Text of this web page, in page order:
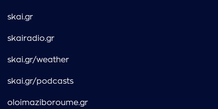
skai.gr
skairadio.gr
skai.gr/weather
skai.gr/podcasts
oloimaziboroume.gr